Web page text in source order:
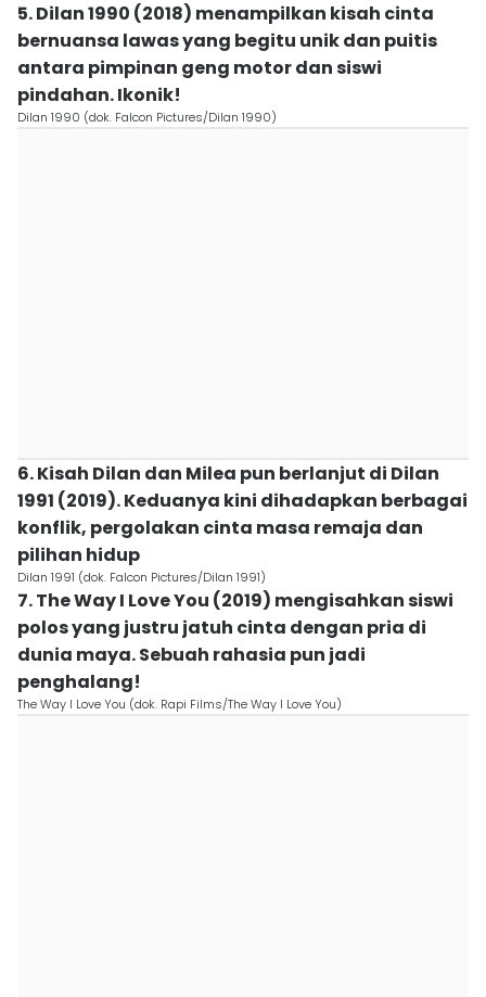
5. Dilan 1990 (2018) menampilkan kisah cinta
bernuansa lawas yang begitu unik dan puitis
antara pimpinan geng motor dan siswi
pindahan. Ikonik!
Dilan 1990 (dok. Falcon Pictures/Dilan 1990)
6. Kisah Dilan dan Milea pun berlanjut di Dilan
1991 (2019). Keduanya kini dihadapkan berbagai
konflik, pergolakan cinta masa remaja dan
pilihan hidup
Dilan 1991 (dok. Falcon Pictures/Dilan 1991)
7. The Way I Love You (2019) mengisahkan siswi
polos yang justru jatuh cinta dengan pria di
dunia maya. Sebuah rahasia pun jadi
penghalang!
The Way I Love You (dok. Rapi Films/The Way I Love You)